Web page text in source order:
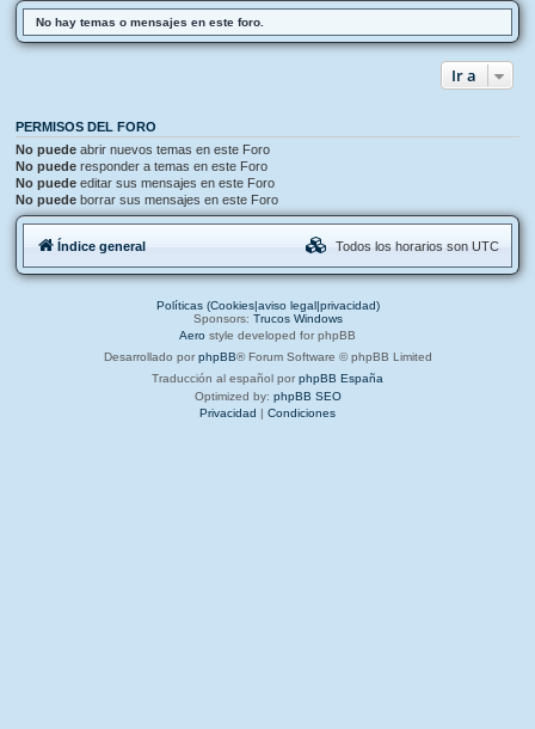
r
No hay temas o mensajes en este foro.
Ir a
PERMISOS DEL FORO
No puede abrir nuevos temas en este Foro
No puede responder a temas en este Foro
No puede editar sus mensajes en este Foro
No puede borrar sus mensajes en este Foro
Índice general Todos los horarios son UTC
Políticas (Cookies|aviso legal|privacidad)
Sponsors: Trucos Windows
Aero style developed for phpBB
Desarrollado por phpBB® Forum Software © phpBB Limited
Traducción al español por phpBB España
Optimized by: phpBB SEO
Privacidad | Condiciones